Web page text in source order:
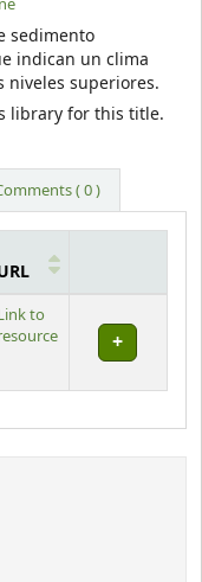
sedimento
indican un clima
niveles superiores.
library for this title.
( 0 )
to